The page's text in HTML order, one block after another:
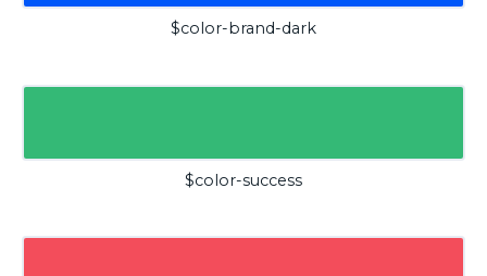
$color-brand-dark
$color-success